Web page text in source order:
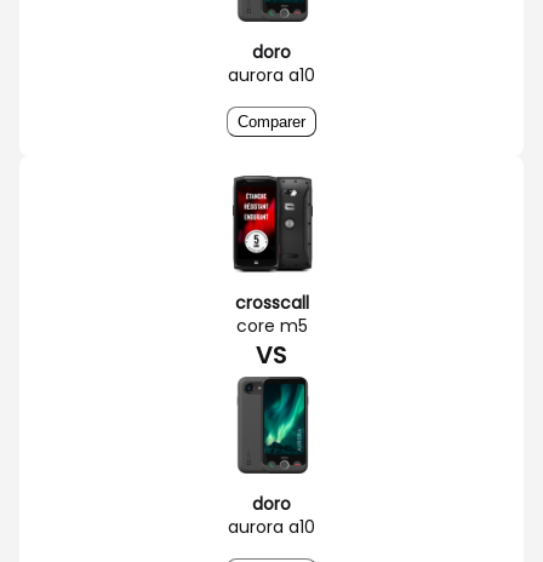
doro
aurora a10
Comparer
crosscall
core m5
VS
doro
aurora a10